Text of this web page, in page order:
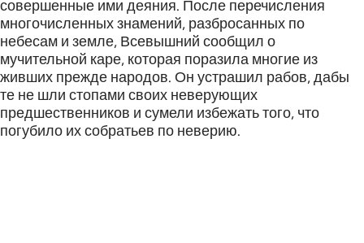
совершенные ими деяния. После перечисления
многочисленных знамений, разбросанных по
небесам и земле, Всевышний сообщил о
мучительной каре, которая поразила многие из
живших прежде народов. Он устрашил рабов, дабы
те не шли стопами своих неверующих
предшественников и сумели избежать того, что
погубило их собратьев по неверию.